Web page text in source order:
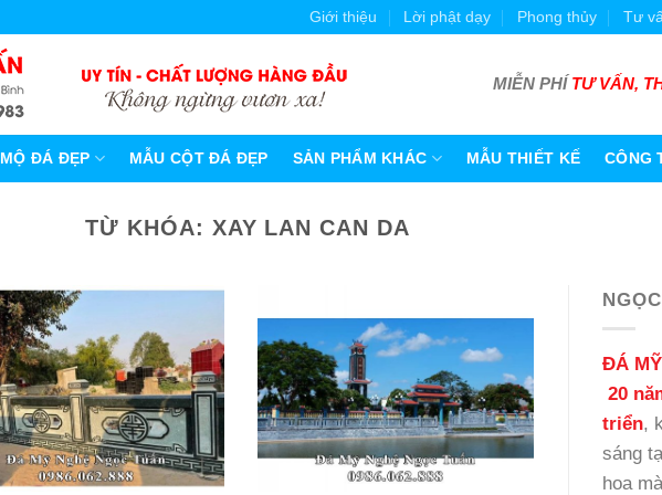
Giới thiệu Lời phật dạy Phong thủy Tư
MIỄN PHÍ TƯ VẤN,
MỘ ĐÁ ĐẸP MẪU CỘT ĐÁ ĐẸP SẢN PHẨM KHÁC MẪU THIẾT KẾ CÔNG
TỪ KHÓA: XAY LAN CAN DA
ĐÁ
20
triển,
sáng
hoa